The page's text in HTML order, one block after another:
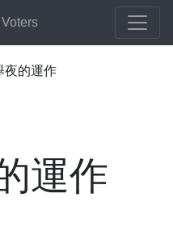
夜的運作
運作